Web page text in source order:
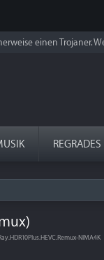
einen Trojaner.
REGRADES
NIMA4K